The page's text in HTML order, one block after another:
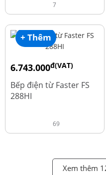
7
+ Thêm
6.743.000đ(VAT)
8.990.000
Bếp điện từ Faster FS
288HI
69
Xem thêm